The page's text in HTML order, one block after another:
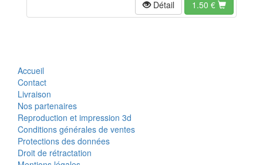
Détail 1.50 €
Accueil
Contact
Livraison
Nos partenaires
Reproduction et impression 3d
Conditions générales de ventes
Protections des données
Droit de rétractation